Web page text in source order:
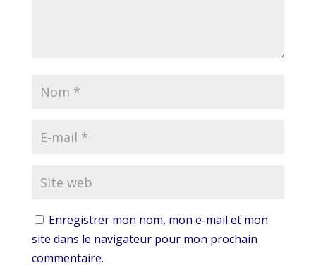
Enregistrer mon nom, mon e-mail et mon
site dans le navigateur pour mon prochain
commentaire.